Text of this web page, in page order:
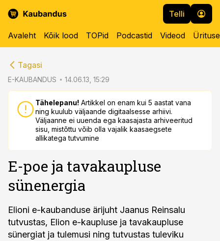
Telli
Avaleht Kõik lood TOPid Podcastid Videod
Tagasi
E-KAUBANDUS 14.06.13, 15:29
Tähelepanu! Artikkel on enam kui 5 aastat vana
ning kuulub väljaande digitaalsesse arhiivi.
Väljaanne ei uuenda ega kaasajasta arhiveeritud
sisu, mistõttu võib olla vajalik kaasaegsete
allikatega tutvumine
E-poe ja tavakaupluse
sünenergia
Elioni e-kaubanduse ärijuht Jaanus Reinsalu
tutvustas, Elion e-kaupluse ja tavakaupluse
sünergiat ja tulemusi ning tutvustas tuleviku